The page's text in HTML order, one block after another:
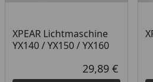
XPEAR Lichtmaschine
YX140 / YX150 / YX160
29,89 €